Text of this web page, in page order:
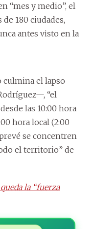
“mes y medio”, el
180 ciudades,
antes visto en la
culmina el lapso
“el
las 10:00 hora
hora local (2:00
se concentren
el territorio” de
la “fuerza